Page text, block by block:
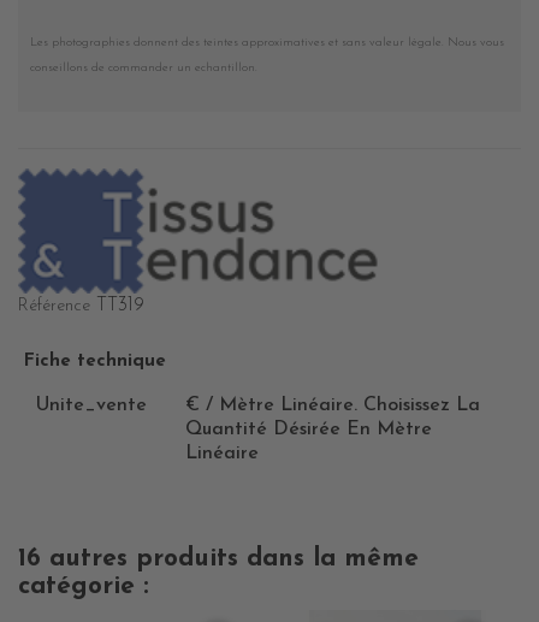
Les photographies donnent des teintes approximatives et sans valeur légale. Nous vous
conseillons de commander un echantillon.
Référence TT319
Fiche technique
Unite_vente
€ / Mètre Linéaire. Choisissez La
Quantité Désirée En Mètre
Linéaire
16 autres produits dans la même
catégorie :